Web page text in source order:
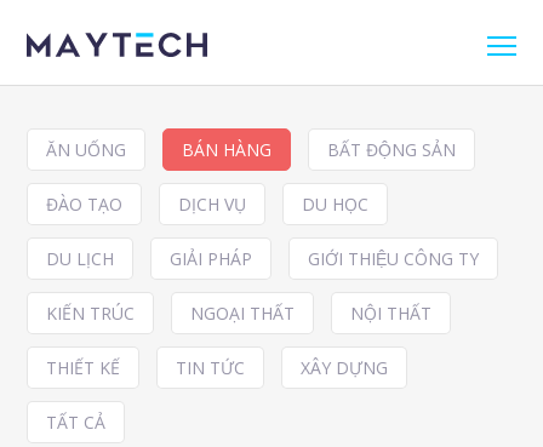
ĂN UỐNG BÁN HÀNG BẤT ĐỘNG SẢN
ĐÀO TẠO DỊCH VỤ DU HỌC
DU LỊCH GIẢI PHÁP GIỚI THIỆU CÔNG TY
KIẾN TRÚC NGOẠI THẤT NỘI THẤT
THIẾT KẾ TIN TỨC XÂY DỰNG
TẤT CẢ